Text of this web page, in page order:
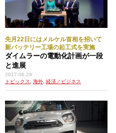
先月22日にはメルケル首相を招いて
新バッテリー工場の起工式を実施
ダイムラーの電動化計画が一段
と進展
2017.06.29
トピックス
海外 経済／ビジネス